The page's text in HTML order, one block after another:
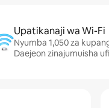
Upatikanaji wa Wi-Fi
Nyumba 1,050 za
Daejeon zinajumuisha